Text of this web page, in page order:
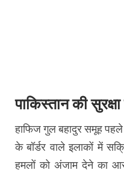
पाकिस्तान की
हाफिज गुल बहादुर समूह
के बॉर्डर वाले इलाकों में
हमलों को अंजाम देने का